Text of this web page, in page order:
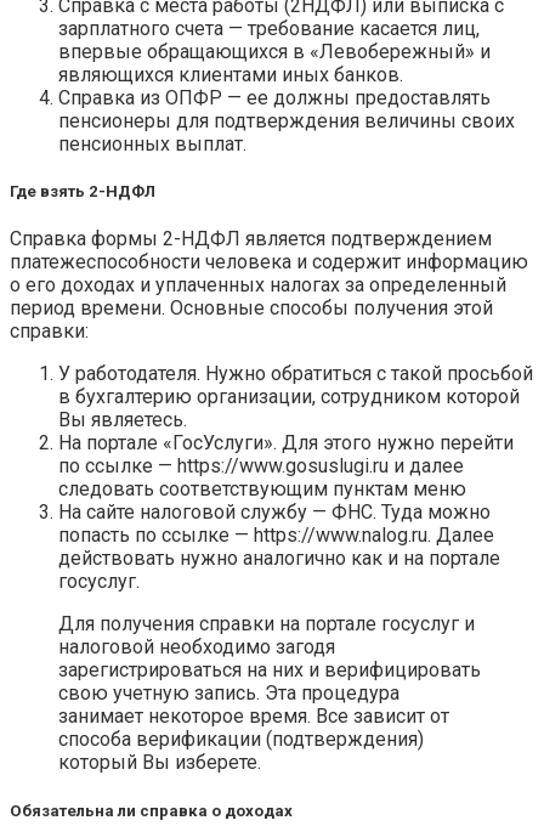
Справка с места работы (2НДФЛ) или выписка с
зарплатного счета — требование касается лиц,
впервые обращающихся в «Левобережный» и
являющихся клиентами иных банков.
Справка из ОПФР — ее должны предоставлять
пенсионеры для подтверждения величины своих
пенсионных выплат.
Где взять 2-НДФЛ
Справка формы 2-НДФЛ является подтверждением
платежеспособности человека и содержит информацию
о его доходах и уплаченных налогах за определенный
период времени. Основные способы получения этой
справки:
У работодателя. Нужно обратиться с такой просьбой
в бухгалтерию организации, сотрудником которой
Вы являетесь.
На портале «ГосУслуги». Для этого нужно перейти
по ссылке — https://www.gosuslugi.ru и далее
следовать соответствующим пунктам меню
На сайте налоговой службу — ФНС. Туда можно
попасть по ссылке — https://www.nalog.ru. Далее
действовать нужно аналогично как и на портале
госуслуг.
Для получения справки на портале госуслуг и
налоговой необходимо загодя
зарегистрироваться на них и верифицировать
свою учетную запись. Эта процедура
занимает некоторое время. Все зависит от
способа верификации (подтверждения)
который Вы изберете.
Обязательна ли справка о доходах